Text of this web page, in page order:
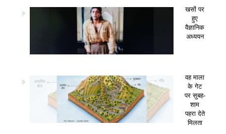
खसों पर
हुए
वैज्ञानिक
अध्ययन
वह माला
के गेट
पर सुबह-
शाम
पहरा देते
मिलता